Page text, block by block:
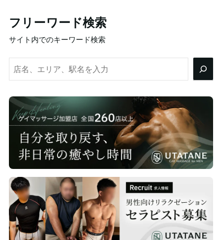
フリーワード検索
サイト内でのキーワード検索
検
索